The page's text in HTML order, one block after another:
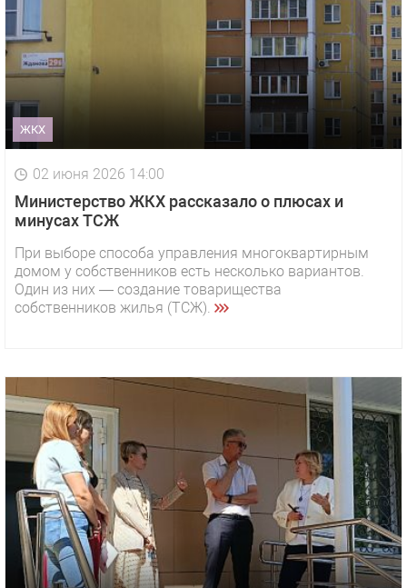
ЖКХ
02 июня 2026 14:00
Министерство ЖКХ рассказало о плюсах и
минусах ТСЖ
При выборе способа управления многоквартирным
домом у собственников есть несколько вариантов.
Один из них — создание товарищества
собственников жилья (ТСЖ).